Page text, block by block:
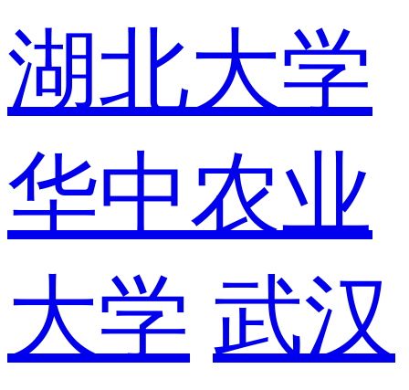
湖北大学
华中农业
大学 武汉